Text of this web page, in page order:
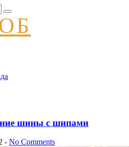
шины с шипами
- No Comments